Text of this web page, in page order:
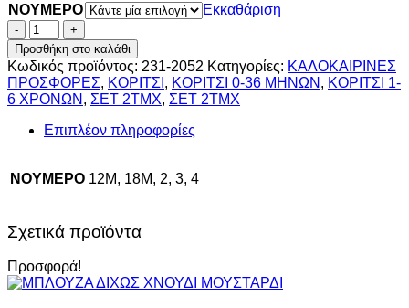
was:
€26.00.
τιμή
€18.50.
NOYMEPO
Εκκαθάριση
ΣΕΤ
ΜΕ
ΚΟΛΑΝ
SPRINT
ποσότητα
Προσθήκη στο καλάθι
Κωδικός προϊόντος: 231-2052 Κατηγορίες: ΚΑΛΟΚΑΙΡΙΝΕΣ
ΠΡΟΣΦΟΡΕΣ, ΚΟΡΙΤΣΙ , ΚΟΡΙΤΣΙ 0-36 ΜΗΝΩΝ , ΚΟΡΙΤΣΙ 1-
6 ΧΡΟΝΩΝ , ΣΕΤ 2ΤΜΧ, ΣΕΤ 2ΤΜΧ
Επιπλέον πληροφορίες
NOYMEPO 12M, 18M, 2, 3, 4
Σχετικά προϊόντα
Προσφορά!